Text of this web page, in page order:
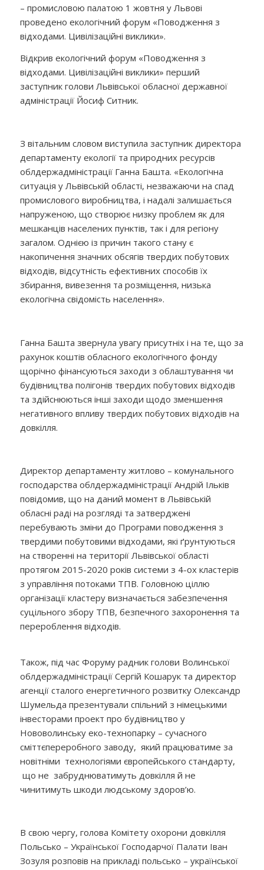
– промисловою палатою 1 жовтня у Львові
проведено екологічний форум «Поводження з
відходами. Цивілізаційні виклики».
Відкрив екологічний форум «Поводження з
відходами. Цивілізаційні виклики» перший
заступник голови Львівської обласної державної
адміністрації Йосиф Ситник.
З вітальним словом виступила заступник директора
департаменту екології та природних ресурсів
облдержадміністрації Ганна Башта. «Екологічна
ситуація у Львівській області, незважаючи на спад
промислового виробництва, і надалі залишається
напруженою, що створює низку проблем як для
мешканців населених пунктів, так і для регіону
загалом. Однією із причин такого стану є
накопичення значних обсягів твердих побутових
відходів, відсутність ефективних способів їх
збирання, вивезення та розміщення, низька
екологічна свідомість населення».
Ганна Башта звернула увагу присутніх і на те, що за
рахунок коштів обласного екологічного фонду
щорічно фінансуються заходи з облаштування чи
будівництва полігонів твердих побутових відходів
та здійснюються інші заходи щодо зменшення
негативного впливу твердих побутових відходів на
довкілля.
Директор департаменту житлово – комунального
господарства облдержадміністрації Андрій Ільків
повідомив, що на даний момент в Львівській
обласні раді на розгляді та затверджені
перебувають зміни до Програми поводження з
твердими побутовими відходами, які ґрунтуються
на створенні на території Львівської області
протягом 2015-2020 років системи з 4-ох кластерів
з управління потоками ТПВ. Головною ціллю
організації кластеру визначається забезпечення
суцільного збору ТПВ, безпечного захоронення та
перероблення відходів.
Також, під час Форуму радник голови Волинської
облдержадміністрації Сергій Кошарук та директор
агенції сталого енергетичного розвитку Олександр
Шумельда презентували спільний з німецькими
інвесторами проект про будівництво у
Нововолинську еко-технопарку – сучасного
сміттєпереробного заводу, який працюватиме за
новітніми технологіями європейського стандарту,
що не забруднюватимуть довкілля й не
чинитимуть шкоди людському здоров’ю.
В свою чергу, голова Комітету охорони довкілля
Польсько – Української Господарчої Палати Іван
Зозуля розповів на прикладі польсько – української